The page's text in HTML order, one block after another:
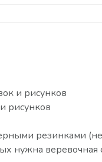
и рисунков
рисунков
резинками
нужна веревочная